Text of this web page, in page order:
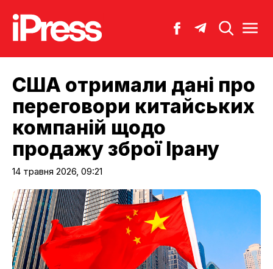
США отримали дані про
переговори китайських
компаній щодо
продажу зброї Ірану
14 травня 2026, 09:21